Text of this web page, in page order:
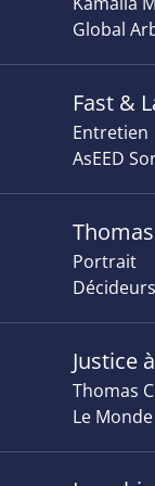
Global
Fast &
Entretien
AsEED
Portrait
Justice
Thomas
Le